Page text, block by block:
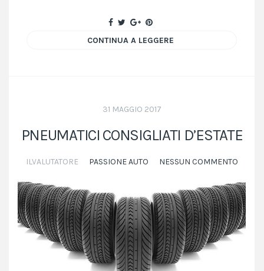
CONTINUA A LEGGERE
31 MAGGIO 2017
PNEUMATICI CONSIGLIATI D’ESTATE
ILVALUTATORE PASSIONE AUTO NESSUN COMMENTO